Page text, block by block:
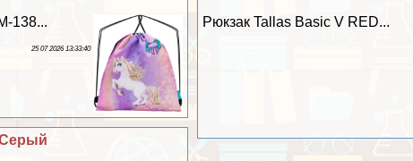
Рюкзак Tallas Basic V RED...
138...
25 07 2026 13:33:40
Серый